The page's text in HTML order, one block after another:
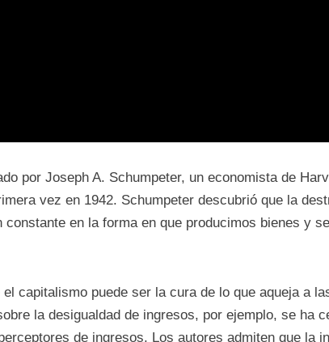
por Joseph A. Schumpeter, un economista de
vez en 1942. Schumpeter descubrió que la
en la forma en que producimos bienes y
capitalismo puede ser la cura de lo que aqueja a
la desigualdad de ingresos, por ejemplo, se ha
de ingresos. Los autores admiten que la